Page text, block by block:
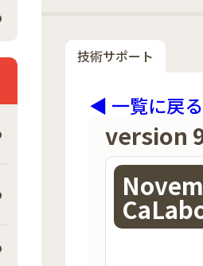
技術サポート
◀ 一覧に戻る
version